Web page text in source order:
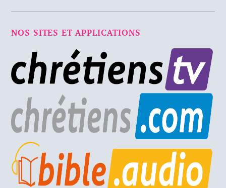
NOS SITES ET APPLICATIONS